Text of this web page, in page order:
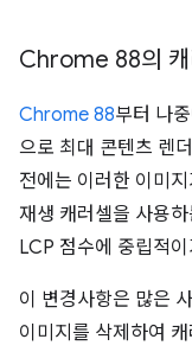
Chrome 88의 캐
Chrome 88부터 나
으로 최대 콘텐츠 렌
전에는 이러한 이미
재생 캐러셀을 사용
LCP 점수에 중립적
이 변경사항은 많은
이미지를 삭제하여